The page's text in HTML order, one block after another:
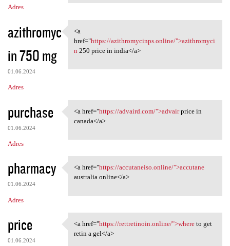
Adres
azithromyc
in 750 mg
01.06.2024
Adres
<a href="https:/
<a
href="https://azithromycinps.online/">azithromyci
n 250 price in india</a>
purchase
01.06.2024
Adres
<a href="https://advaird.com/
<a href="https://advaird.com/">advairprice in
canada</a>
pharmacy
01.06.2024
Adres
<a href="https://accutaneiso
<a href="https://accutaneiso.online/">accutane
australia online</a>
price
01.06.2024
<a href="https://rettretinoin
<a href="https://rettretinoin.online/">whereto get
retin a gel</a>